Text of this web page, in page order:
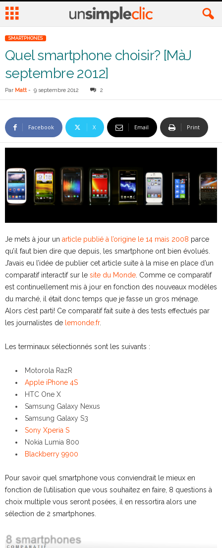
SMARTPHONES
Quel smartphone choisir? [MàJ
septembre 2012]
Par Matt - 9 septembre 2012 2
Facebook X Email Print
Je mets à jour un article publié à l’origine le 14 mais 2008 parce
qu’il faut bien dire que depuis, les smartphone ont bien évolués.
J’avais eu l’idée de publier cet article suite à la mise en place d’un
comparatif interactif sur le site du Monde . Comme ce comparatif
est continuellement mis à jour en fonction des nouveaux modèles
du marché, il était donc temps que je fasse un gros ménage.
Alors c’est parti! Ce comparatif fait suite à des tests effectués par
les journalistes de lemonde.fr.
Les terminaux sélectionnés sont les suivants :
Motorola RazR
Apple iPhone 4S
HTC One X
Samsung Galaxy Nexus
Samsung Galaxy S3
Sony Xperia S
Nokia Lumia 800
Blackberry 9900
Pour savoir quel smartphone vous conviendrait le mieux en
fonction de l’utilisation que vous souhaitez en faire, 8 questions à
choix multiple vous seront posées, il en ressortira alors une
sélection de 2 smartphones.